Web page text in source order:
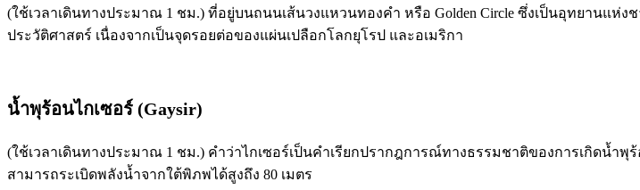
(ใช้เวลาเดินทางประมาณ 1 ชม.) ที่อยู่บนถนนเส้นวงแหวนทองคำ หรือ Golden Circle ซึ่งเป็นอุทยานแ
ประวัติศาสตร์ เนื่องจากเป็นจุดรอยต่อของแผ่นเปลือกโลกยุโรป และอเมริกา
น้ำพุร้อนไกเซอร์ (Gaysir)
(ใช้เวลาเดินทางประมาณ 1 ชม.) คำว่าไกเซอร์เป็นคำเรียกปรากฎการณ์ทางธรรมชาติของการเกิด
สามารถระเบิดพลังน้ำจากใต้พิภพได้สูงถึง 80 เมตร